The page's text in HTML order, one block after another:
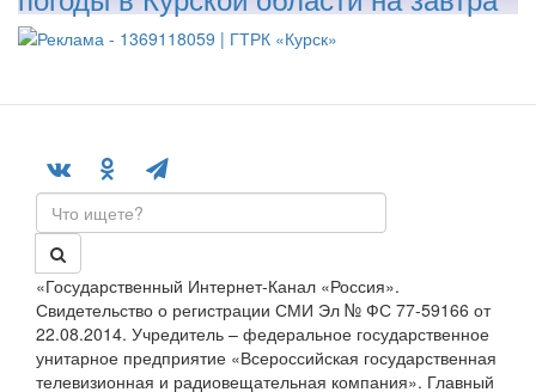
«Государственный Интернет-Канал «Россия».
Свидетельство о регистрации СМИ Эл № ФС 77-59166 от
22.08.2014. Учредитель – федеральное государственное
унитарное предприятие «Всероссийская государственная
телевизионная и радиовещательная компания». Главный